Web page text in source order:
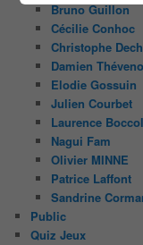
Bruno Guillon
Cécilie Conhoc
Christophe
Damien
Elodie Gossuin
Julien Courbet
Laurence
Nagui Fam
Olivier MINNE
Patrice Laffont
Sandrine
Public
Quiz Jeux